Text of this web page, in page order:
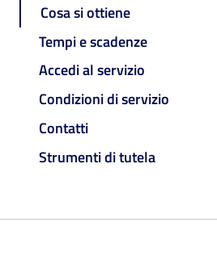
Cosa si ottiene
Tempi e scadenze
Accedi al servizio
Condizioni di servizio
Contatti
Strumenti di tutela